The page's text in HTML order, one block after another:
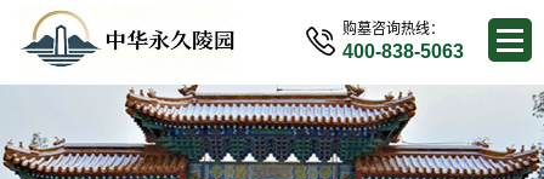
购墓咨询热线：
400-838-5063